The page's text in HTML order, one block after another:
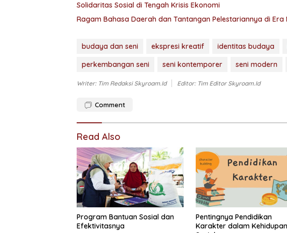
Solidaritas Sosial di Tengah Krisis Ekonomi
Ragam Bahasa Daerah dan Tantangan Pelestariannya di Era
budaya dan seni ekspresi kreatif identitas budaya
perkembangan seni
seni kontemporer seni modern
Writer: Tim Redaksi Skyroam.id Editor: Tim Editor Skyroam.id
Comment
Read Also
Program Bantuan Sosial dan
Efektivitasnya
Pentingnya Pendidikan
Karakter dalam Kehidupan